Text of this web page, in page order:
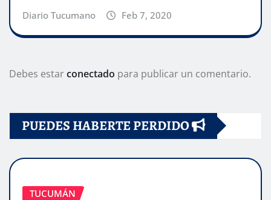
Diario Tucumano Feb 7, 2020
Debes estarconectado para publicar un comentario.
PUEDES HABERTE PERDIDO
TUCUMÁN